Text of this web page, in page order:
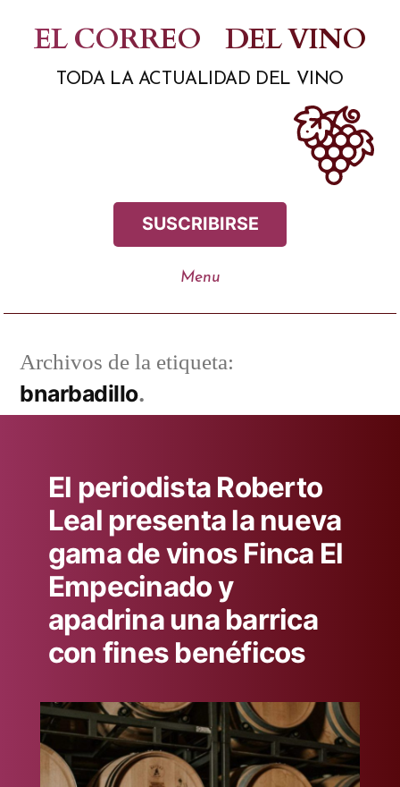
contenido
EL CORREO DEL VINO
TODA LA ACTUALIDAD DEL VINO
SUSCRIBIRSE
Archivos de la etiqueta:
bnarbadillo
El periodista Roberto
Leal presenta la nueva
gama de vinos Finca El
Empecinado y
apadrina una barrica
con fines benéficos